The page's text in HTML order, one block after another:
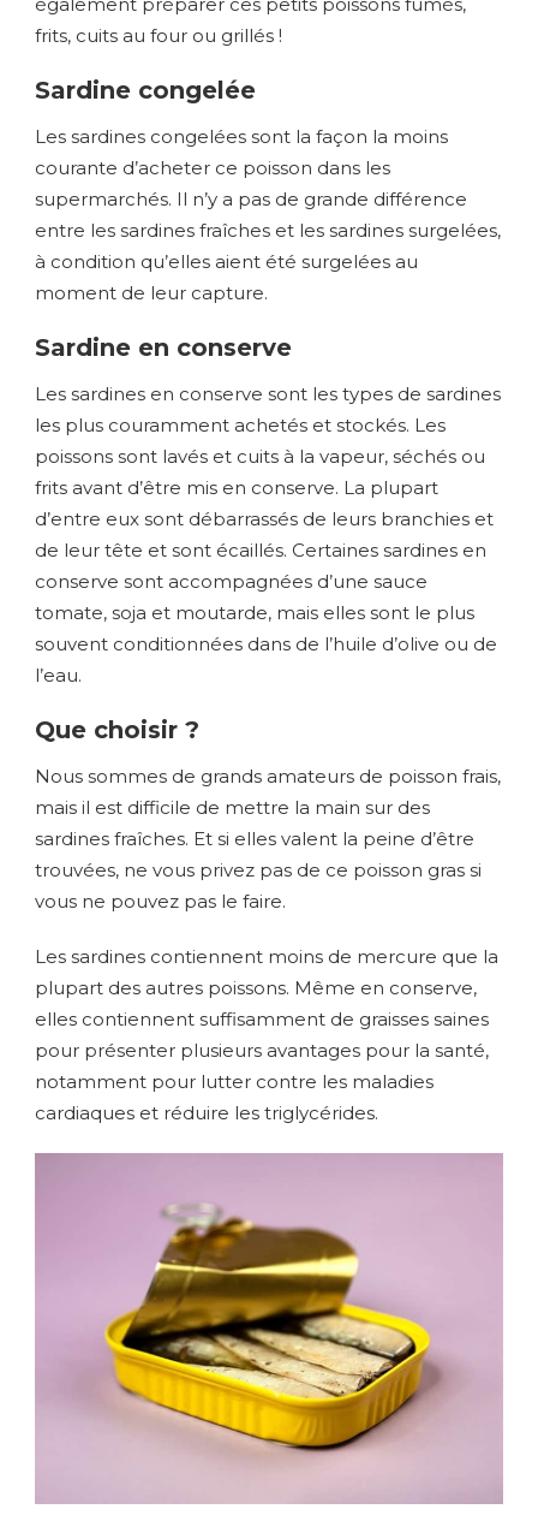
frits, cuits au four ou grillés !
Sardine congelée
Les sardines congelées sont la façon la moins
courante d’acheter ce poisson dans les
supermarchés. Il n’y a pas de grande différence
entre les sardines fraîches et les sardines surgelées,
à condition qu’elles aient été surgelées au
moment de leur capture.
Sardine en conserve
Les sardines en conserve sont les types de sardines
les plus couramment achetés et stockés. Les
poissons sont lavés et cuits à la vapeur, séchés ou
frits avant d’être mis en conserve. La plupart
d’entre eux sont débarrassés de leurs branchies et
de leur tête et sont écaillés. Certaines sardines en
conserve sont accompagnées d’une sauce
tomate, soja et moutarde, mais elles sont le plus
souvent conditionnées dans de l’huile d’olive ou de
l’eau.
Que choisir ?
Nous sommes de grands amateurs de poisson frais,
mais il est difficile de mettre la main sur des
sardines fraîches. Et si elles valent la peine d’être
trouvées, ne vous privez pas de ce poisson gras si
vous ne pouvez pas le faire.
Les sardines contiennent moins de mercure que la
plupart des autres poissons. Même en conserve,
elles contiennent suffisamment de graisses saines
pour présenter plusieurs avantages pour la santé,
notamment pour lutter contre les maladies
cardiaques et réduire les triglycérides.